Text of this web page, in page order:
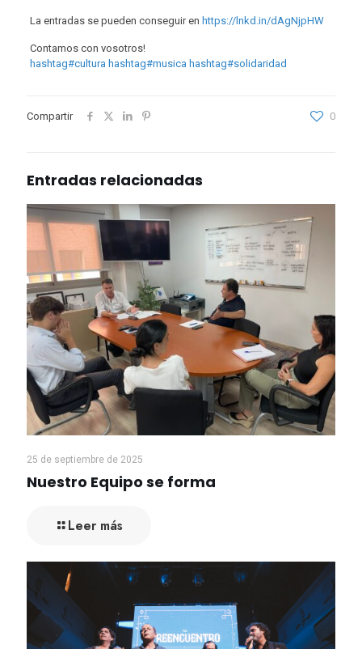
La entradas se pueden conseguir en https://lnkd.in/dAgNjpHW
Contamos con vosotros!
hashtag#cultura hashtag#musica hashtag#solidaridad
Compartir 0
Entradas relacionadas
25 de septiembre de 2025
Nuestro Equipo se forma
Leer más